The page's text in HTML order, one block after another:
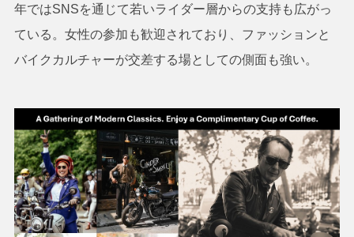
年ではSNSを通じて若いライダー層からの支持も広がっ
ている。女性の参加も歓迎されており、ファッションと
バイクカルチャーが交差する場としての側面も強い。